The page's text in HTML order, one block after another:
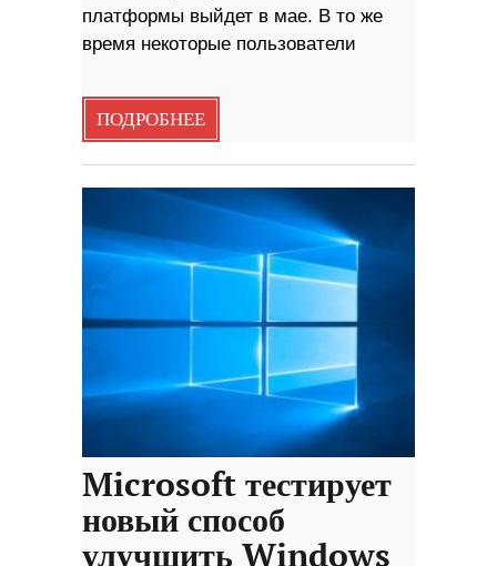
платформы выйдет в мае. В то же
время некоторые пользователи
ПОДРОБНЕЕ
Microsoft тестирует
новый способ
улучшить Windows